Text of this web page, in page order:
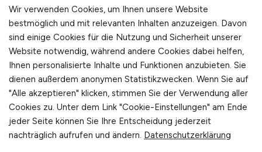
Für Arbeitgeber
Stellenanzeigen schalten
Mediadaten & Konditionen
Arbeitgeber Seite
Arbeitgeber Kontakt
Karrierenetzwerk
Wir verwenden Cookies, um Ihnen unsere Website
bestmöglich und mit relevanten Inhalten anzuzeigen. Davon
sind einige Cookies für die Nutzung und Sicherheit unserer
Website notwendig, während andere Cookies dabei helfen,
Ihnen personalisierte Inhalte und Funktionen anzubieten. Sie
dienen außerdem anonymen Statistikzwecken. Wenn Sie auf
"Alle akzeptieren" klicken, stimmen Sie der Verwendung aller
Cookies zu. Unter dem Link "Cookie-Einstellungen" am Ende
jeder Seite können Sie Ihre Entscheidung jederzeit
nachträglich aufrufen und ändern. Datenschutzerklärung